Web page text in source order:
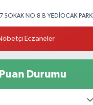
SOKAK NO:8 B YEDİOCAK PARKI
Yol Tarifi AlEczaneler
Durumu